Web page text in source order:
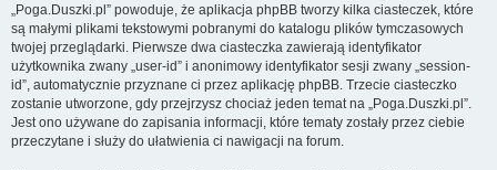
„Poga.Duszki.pl” powoduje, że aplikacja phpBB tworzy kilka ciasteczek, które
są małymi plikami tekstowymi pobranymi do katalogu plików tymczasowych
twojej przeglądarki. Pierwsze dwa ciasteczka zawierają identyfikator
użytkownika zwany „user-id” i anonimowy identyfikator sesji zwany „session-
id”, automatycznie przyznane ci przez aplikację phpBB. Trzecie ciasteczko
zostanie utworzone, gdy przejrzysz chociaż jeden temat na „Poga.Duszki.pl”.
Jest ono używane do zapisania informacji, które tematy zostały przez ciebie
przeczytane i służy do ułatwienia ci nawigacji na forum.